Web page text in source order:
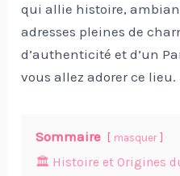
qui allie histoire,
adresses pleines de
d’authenticité et d’un
vous allez adorer ce lieu.
Sommaire masquer
🏛️ Histoire et Origines